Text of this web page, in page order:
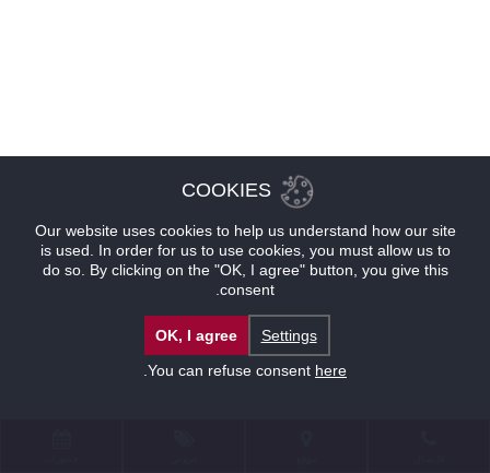
COOKIES
Our website uses cookies to help us understand how our site
is used. In order for us to use cookies, you must allow us to
do so. By clicking on the "OK, I agree" button, you give this
consent.
Settings
OK, I agree
You can refuse consent here
.